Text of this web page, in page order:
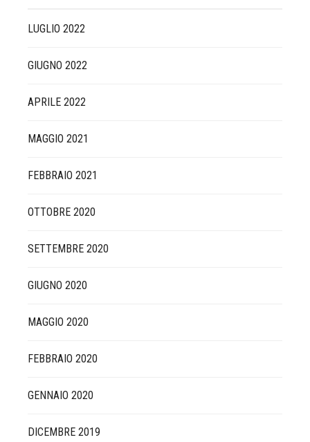
LUGLIO 2022
GIUGNO 2022
APRILE 2022
MAGGIO 2021
FEBBRAIO 2021
OTTOBRE 2020
SETTEMBRE 2020
GIUGNO 2020
MAGGIO 2020
FEBBRAIO 2020
GENNAIO 2020
DICEMBRE 2019